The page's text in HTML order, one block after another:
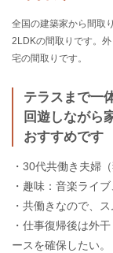
全国の建築家から間取
2LDKの間取りです。
宅の間取りです。
テラスまで一
回遊しながら
おすすめです
・30代共働き夫婦
・趣味：音楽ライ
・共働きなので、
・仕事復帰後は外
ースを確保したい。